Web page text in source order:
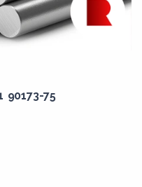
90173-75